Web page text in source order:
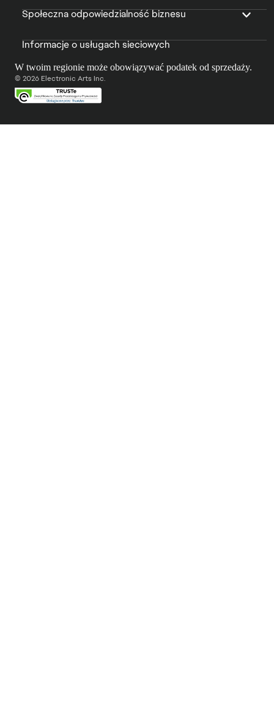
Społeczna odpowiedzialność biznesu
Informacje o usługach sieciowych
W twoim regionie może obowiązywać podatek od sprzedaży.
© 2026 Electronic Arts Inc.